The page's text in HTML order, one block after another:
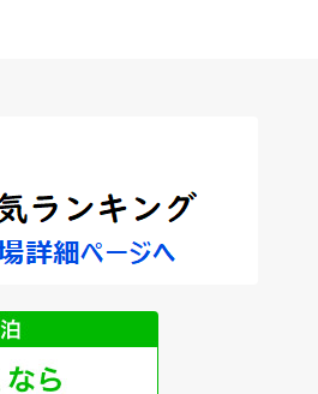
］ システム手帳
プラチナ万年筆［PLATINUM］
ペンケース